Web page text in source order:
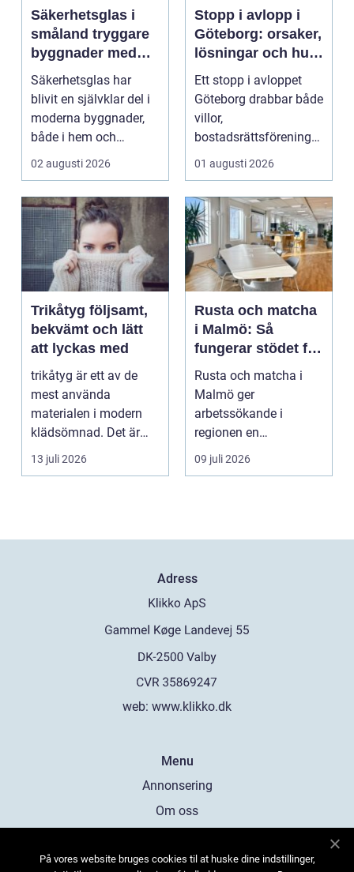
Säkerhetsglas i
småland tryggare
byggnader med
smarta
glaslösningar
Säkerhetsglas har
blivit en självklar del i
moderna byggnader,
både i hem och
offentliga miljöer. I ...
02 augusti 2026
Stopp i avlopp i
Göteborg: orsaker,
lösningar och hur
problem kan
undvikas
Ett stopp i avloppet
Göteborg drabbar både
villor,
bostadsrättsföreningar
och h...
01 augusti 2026
Trikåtyg följsamt,
bekvämt och lätt
att lyckas med
trikåtyg är ett av de
mest använda
materialen i modern
klädsömnad. Det är
mjukt, elastiskt och
formb...
13 juli 2026
Rusta och matcha
i Malmö: Så
fungerar stödet för
dig som söker
jobb
Rusta och matcha i
Malmö ger
arbetssökande i
regionen en
strukturerad och
personlig vä...
09 juli 2026
Adress
web: www.klikko.dk
Menu
Annonsering
Om oss
Kontakta oss
På vores website bruges cookies til at huske dine indstillinger,